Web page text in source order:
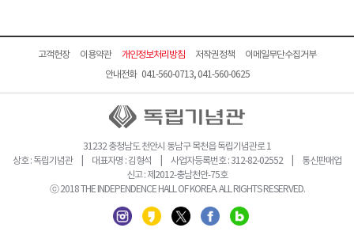
고객헌장 이용약관 개인정보처리방침 저작권정책
이메일무단수집거부
안내전화 041-560-0713, 041-560-0625
31232 충청남도 천안시 동남구 목천읍 독립기념관로 1
상호 : 독립기념관 | 대표자명 : 김형석 | 사업자등록번호 : 312-82-02552 | 통신판매업
신고 : 제2012-충남천안-75호
ⓒ 2018 THE INDEPENDENCE HALL OF KOREA. ALL RIGHTS RESERVED.